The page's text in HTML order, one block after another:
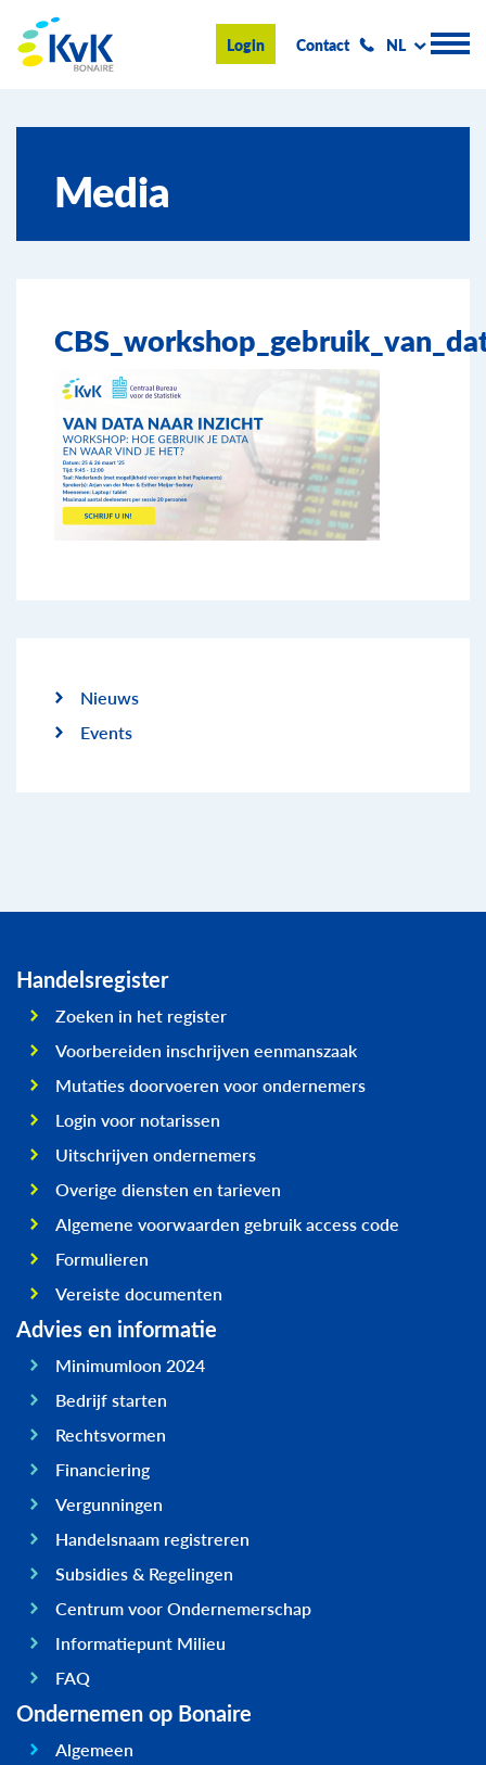
KvK Bonaire
Login Contact NL
Advies en informatie
Ondernemen op Bonaire
Nieuws & Events
Zoeken
Media
Nieuws
Events
Handelsregister
Zoeken in het register
Voorbereiden inschrijven eenmanszaak
Mutaties doorvoeren voor ondernemers
Login voor notarissen
Uitschrijven ondernemers
Overige diensten en tarieven
Algemene voorwaarden gebruik access code
Formulieren
Vereiste documenten
Advies en informatie
Minimumloon 2024
Bedrijf starten
Rechtsvormen
Financiering
Vergunningen
Handelsnaam registreren
Subsidies & Regelingen
Centrum voor Ondernemerschap
Informatiepunt Milieu
FAQ
Ondernemen op Bonaire
Algemeen